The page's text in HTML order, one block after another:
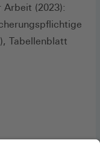
(2023):
Tabellenblatt